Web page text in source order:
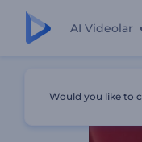
AI Videolar
Would you like to